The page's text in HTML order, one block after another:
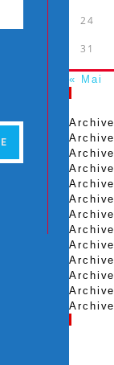
24
31
« Mai